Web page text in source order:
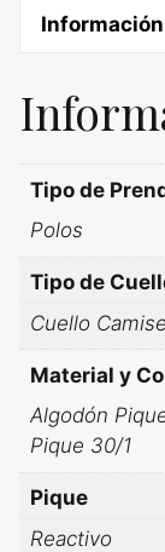
Tipo de
Polos
Tipo de
Cuello
Material y
Algodón
Pique 30/1
Pique
Reactivo